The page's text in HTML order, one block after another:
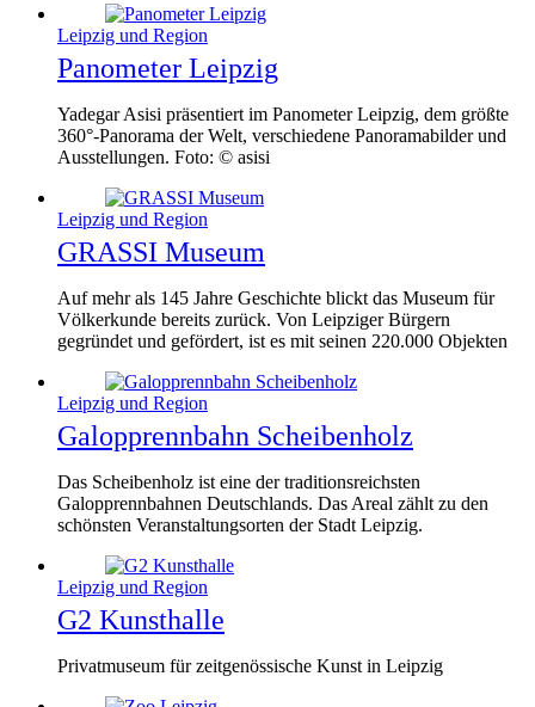
Leipzig und Region
Panometer Leipzig
Yadegar Asisi präsentiert im Panometer Leipzig, dem größte
360°-Panorama der Welt, verschiedene Panoramabilder und
Ausstellungen. Foto: © asisi
Leipzig und Region
GRASSI Museum
Auf mehr als 145 Jahre Geschichte blickt das Museum für
Völkerkunde bereits zurück. Von Leipziger Bürgern
gegründet und gefördert, ist es mit seinen 220.000 Objekten
Leipzig und Region
Galopprennbahn Scheibenholz
Das Scheibenholz ist eine der traditionsreichsten
Galopprennbahnen Deutschlands. Das Areal zählt zu den
schönsten Veranstaltungsorten der Stadt Leipzig.
Leipzig und Region
G2 Kunsthalle
Privatmuseum für zeitgenössische Kunst in Leipzig